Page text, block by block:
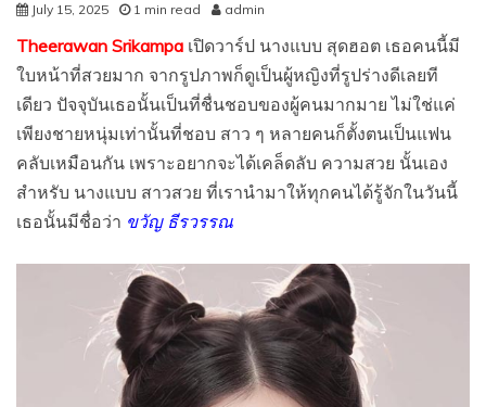
July 15, 2025 1 min read admin
Theerawan Srikampa เปิดวาร์ป นางแบบ สุดฮอต เธอคนนี้มี
ใบหน้าที่สวยมาก จากรูปภาพก็ดูเป็นผู้หญิงที่รูปร่างดีเลยที
เดียว ปัจจุบันเธอนั้นเป็นที่ชื่นชอบของผู้คนมากมาย ไม่ใช่แค่
เพียงชายหนุ่มเท่านั้นที่ชอบ สาว ๆ หลายคนก็ตั้งตนเป็นแฟน
คลับเหมือนกัน เพราะอยากจะได้เคล็ดลับ ความสวย นั้นเอง
สำหรับ นางแบบ สาวสวย ที่เรานำมาให้ทุกคนได้รู้จักในวันนี้
เธอนั้นมีชื่อว่า ขวัญ ธีรวรรณ